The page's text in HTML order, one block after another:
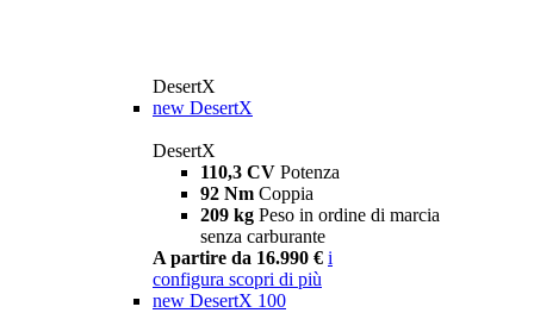
DesertX
new DesertX
DesertX
110,3 CV Potenza
92 Nm Coppia
209 kg Peso in ordine di marcia
senza carburante
A partire da 16.990 € i
configura scopri di più
new DesertX 100